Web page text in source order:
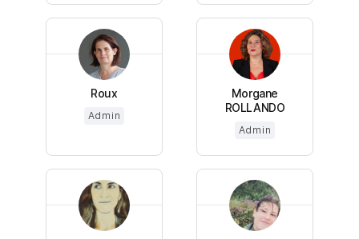
Roux
Admin
Morgane
ROLLANDO
Admin